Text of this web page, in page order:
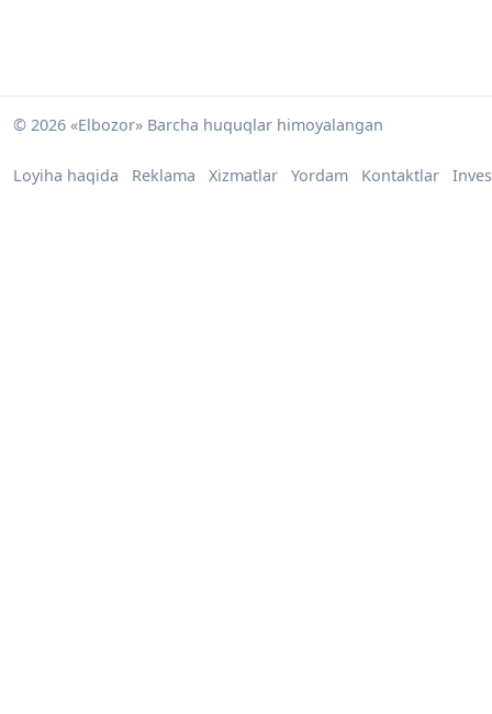
© 2026 «Elbozor» Barcha huquqlar himoyalangan
Loyiha haqida Reklama Xizmatlar Yordam Kontaktlar